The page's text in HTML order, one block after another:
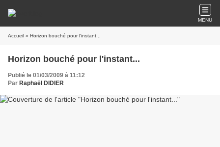
MENU
Accueil » Horizon bouché pour l'instant...
Horizon bouché pour l'instant...
Publié le 01/03/2009 à 11:12
Par Raphaël DIDIER